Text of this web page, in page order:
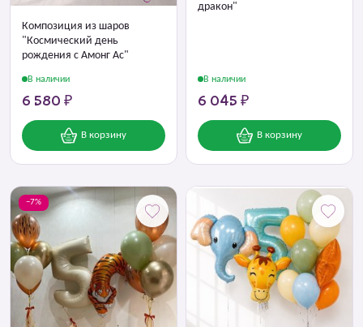
Композиция из шаров
"Космический день
рождения с Амонг Ас"
В наличии
6 580 ₽
В корзину
дракон"
В наличии
6 045 ₽
В корзину
−7%